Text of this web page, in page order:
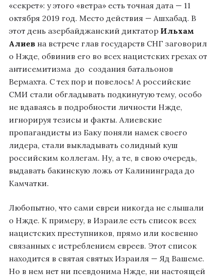
«секрет»: у этого «ветра» есть точная дата — 11
октября 2019 год. Место действия — Ашхабад. В
этот день азербайджанский диктатор Ильхам
Алиев на встрече глав государств СНГ заговорил
о Нжде, обвинив его во всех нацистских грехах от
антисемитизма до создания батальонов
Вермахта. С тех пор и повелось! А российские
СМИ стали обгладывать подкинутую тему, особо
не вдаваясь в подробности личности Нжде,
игнорируя тезисы и факты. Алиевские
пропагандисты из Баку поняли намек своего
лидера, стали выкладывать солидный куш
российским коллегам. Ну, а те, в свою очередь,
выдавать бакинскую ложь от Калининграда до
Камчатки.
Любопытно, что сами евреи никогда не слышали
о Нжде. К примеру, в Израиле есть список всех
нацистских преступников, прямо или косвенно
связанных с истреблением евреев. Этот список
находится в святая святых Израиля — Яд Вашеме.
Но в нем нет ни псевдонима Нжде, ни настоящей